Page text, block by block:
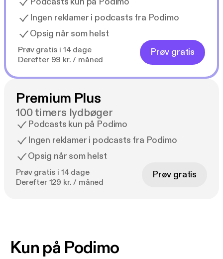
Ingen reklamer i podcasts fra Podimo
Opsig når som helst
Prøv gratis i 14 dage
Derefter 99 kr. / måned
Prøv gratis
Premium Plus
100 timers lydbøger
Podcasts kun på Podimo
Ingen reklamer i podcasts fra Podimo
Opsig når som helst
Prøv gratis i 14 dage
Derefter 129 kr. / måned
Prøv gratis
Kun på Podimo